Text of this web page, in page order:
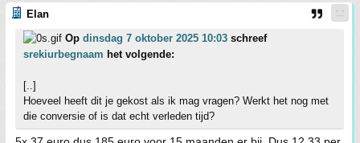
Elan
Op dinsdag 7 oktober 2025 10:03 schreef
srekiurbegnaam het volgende:
[..]
Hoeveel heeft dit je gekost als ik mag vragen? Werkt het nog met
die conversie of is dat echt verleden tijd?